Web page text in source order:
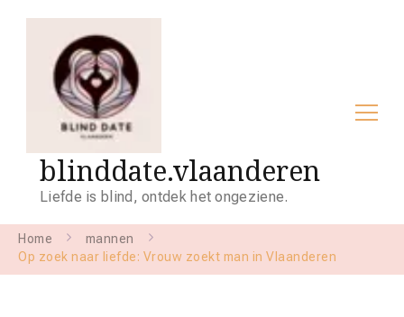
blinddate.vlaanderen
Liefde is blind, ontdek het ongeziene.
Home
mannen
Op zoek naar liefde: Vrouw zoekt man in Vlaanderen